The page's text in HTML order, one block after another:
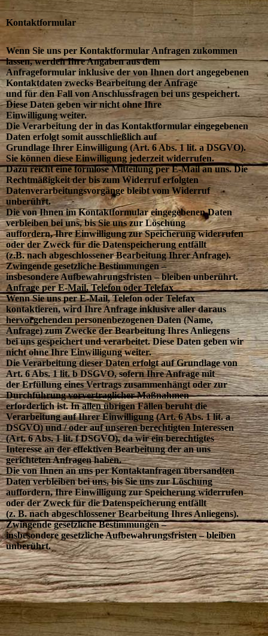
Kontaktformular
Wenn Sie uns per Kontaktformular Anfragen zukommen
lassen, werden Ihre Angaben aus dem
Anfrageformular inklusive der von Ihnen dort angegebenen
Kontaktdaten zwecks Bearbeitung der Anfrage
und für den Fall von Anschlussfragen bei uns gespeichert.
Diese Daten geben wir nicht ohne Ihre
Einwilligung weiter.
Die Verarbeitung der in das Kontaktformular eingegebenen
Daten erfolgt somit ausschließlich auf
Grundlage Ihrer Einwilligung (Art. 6 Abs. 1 lit. a DSGVO).
Sie können diese Einwilligung jederzeit widerrufen.
Dazu reicht eine formlose Mitteilung per E-Mail an uns. Die
Rechtmäßigkeit der bis zum Widerruf erfolgten
Datenverarbeitungsvorgänge bleibt vom Widerruf
unberührt.
Die von Ihnen im Kontaktformular eingegebenen Daten
verbleiben bei uns, bis Sie uns zur Löschung
auffordern, Ihre Einwilligung zur Speicherung widerrufen
oder der Zweck für die Datenspeicherung entfällt
(z.B. nach abgeschlossener Bearbeitung Ihrer Anfrage).
Zwingende gesetzliche Bestimmungen –
insbesondere Aufbewahrungsfristen – bleiben unberührt.
Anfrage per E-Mail, Telefon oder Telefax
Wenn Sie uns per E-Mail, Telefon oder Telefax
kontaktieren, wird Ihre Anfrage inklusive aller daraus
hervorgehenden personenbezogenen Daten (Name,
Anfrage) zum Zwecke der Bearbeitung Ihres Anliegens
bei uns gespeichert und verarbeitet. Diese Daten geben wir
nicht ohne Ihre Einwilligung weiter.
Die Verarbeitung dieser Daten erfolgt auf Grundlage von
Art. 6 Abs. 1 lit. b DSGVO, sofern Ihre Anfrage mit
der Erfüllung eines Vertrags zusammenhängt oder zur
Durchführung vorvertraglicher Maßnahmen
erforderlich ist. In allen übrigen Fällen beruht die
Verarbeitung auf Ihrer Einwilligung (Art. 6 Abs. 1 lit. a
DSGVO) und / oder auf unseren berechtigten Interessen
(Art. 6 Abs. 1 lit. f DSGVO), da wir ein berechtigtes
Interesse an der effektiven Bearbeitung der an uns
gerichteten Anfragen haben.
Die von Ihnen an uns per Kontaktanfragen übersandten
Daten verbleiben bei uns, bis Sie uns zur Löschung
auffordern, Ihre Einwilligung zur Speicherung widerrufen
oder der Zweck für die Datenspeicherung entfällt
(z. B. nach abgeschlossener Bearbeitung Ihres Anliegens).
Zwingende gesetzliche Bestimmungen –
insbesondere gesetzliche Aufbewahrungsfristen – bleiben
unberührt.